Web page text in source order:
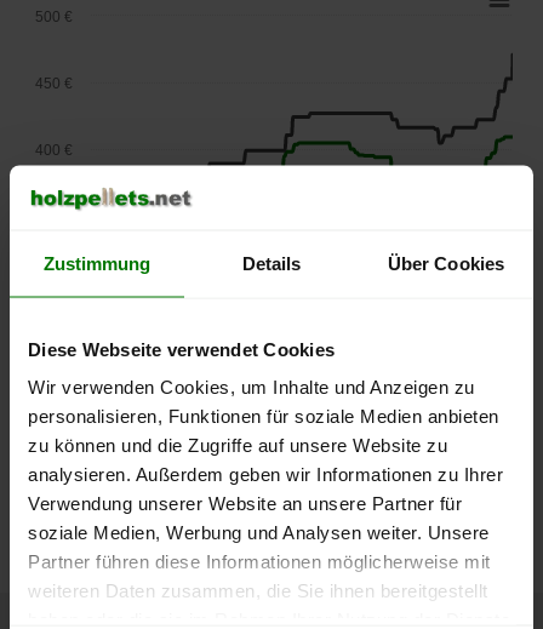
Zustimmung Details Über Cookies
Diese Webseite verwendet Cookies
Wir verwenden Cookies, um Inhalte und Anzeigen zu
personalisieren, Funktionen für soziale Medien anbieten
zu können und die Zugriffe auf unsere Website zu
analysieren. Außerdem geben wir Informationen zu Ihrer
Verwendung unserer Website an unsere Partner für
soziale Medien, Werbung und Analysen weiter. Unsere
Partner führen diese Informationen möglicherweise mit
weiteren Daten zusammen, die Sie ihnen bereitgestellt
lose Ware Sackware
2025
2026
2026
250 €
400 €
450 €
500 €
Die aktuelle Preisentwicklung für Holzpellets in Deutschland
können Sie jederzeit auf unsererPelletspreise -Seite
nachvollziehen.